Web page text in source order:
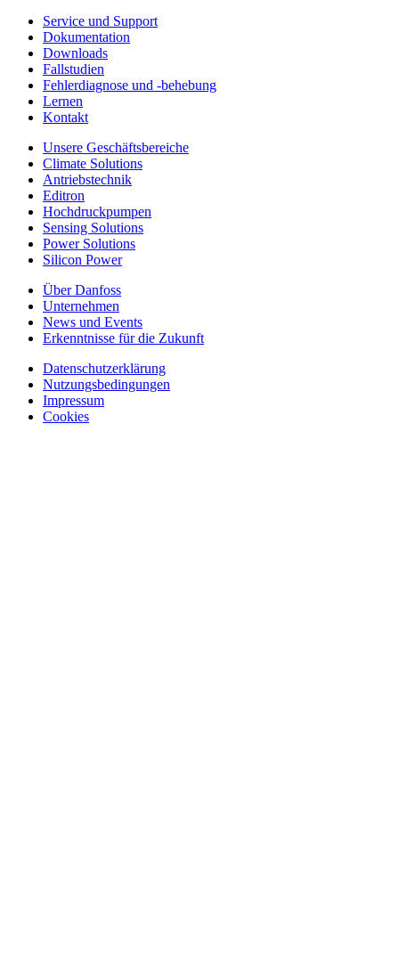
Service und Support
Dokumentation
Downloads
Fallstudien
Fehlerdiagnose und -behebung
Lernen
Kontakt
Unsere Geschäftsbereiche
Climate Solutions
Antriebstechnik
Editron
Hochdruckpumpen
Sensing Solutions
Power Solutions
Silicon Power
Über Danfoss
Unternehmen
News und Events
Erkenntnisse für die Zukunft
Datenschutzerklärung
Nutzungsbedingungen
Impressum
Cookies